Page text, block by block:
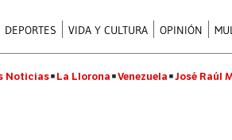
DEPORTES VIDA Y CULTURA OPINIÓN
Noticias La Llorona Venezuela José Raúl